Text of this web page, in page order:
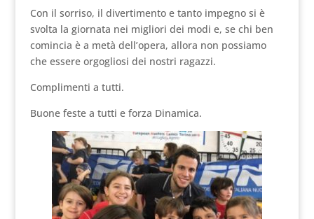
Con il sorriso, il divertimento e tanto impegno si è
svolta la giornata nei migliori dei modi e, se chi ben
comincia è a metà dell’opera, allora non possiamo
che essere orgogliosi dei nostri ragazzi.
Complimenti a tutti.
Buone feste a tutti e forza Dinamica.